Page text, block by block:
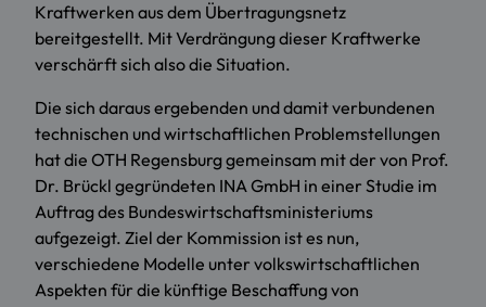
Kraftwerken aus dem Übertragungsnetz
bereitgestellt. Mit Verdrängung dieser Kraftwerke
verschärft sich also die Situation.
Die sich daraus ergebenden und damit verbundenen
technischen und wirtschaftlichen Problemstellungen
hat die OTH Regensburg gemeinsam mit der von Prof.
Dr. Brückl gegründeten INA GmbH in einer Studie im
Auftrag des Bundeswirtschaftsministeriums
aufgezeigt. Ziel der Kommission ist es nun,
verschiedene Modelle unter volkswirtschaftlichen
Aspekten für die künftige Beschaffung von